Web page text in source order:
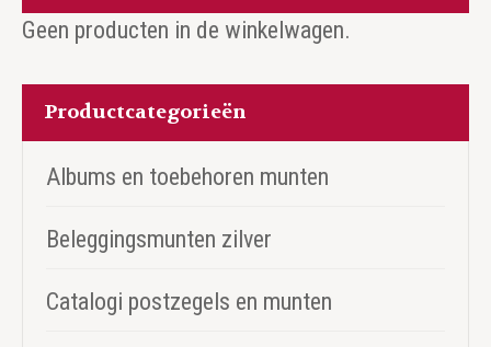
Geen producten in de winkelwagen.
Productcategorieën
Albums en toebehoren munten
Beleggingsmunten zilver
Catalogi postzegels en munten